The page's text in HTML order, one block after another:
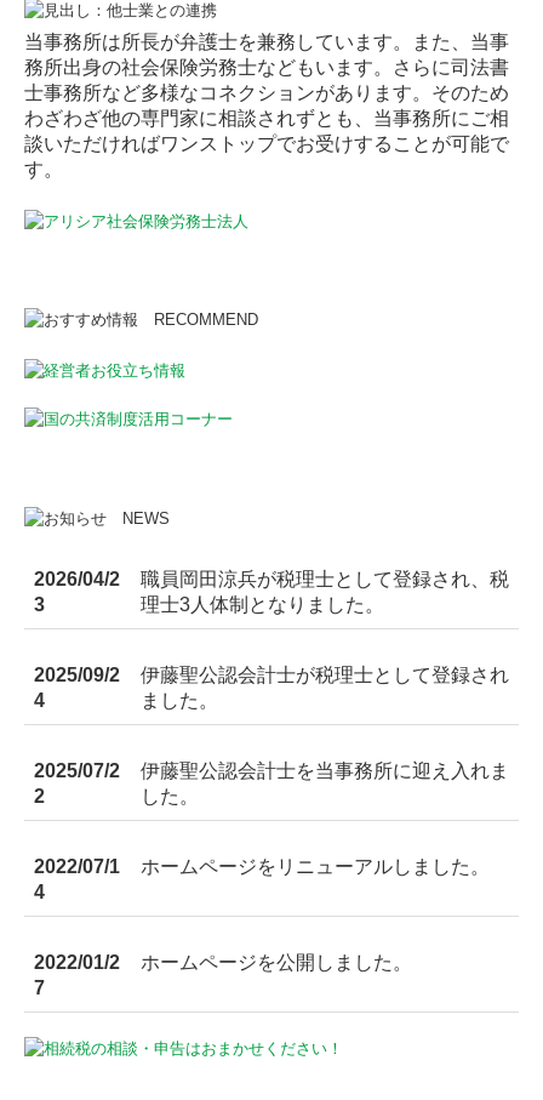
当事務所は所長が弁護士を兼務しています。また、当事
務所出身の社会保険労務士などもいます。さらに司法書
士事務所など多様なコネクションがあります。そのため
わざわざ他の専門家に相談されずとも、当事務所にご相
談いただければワンストップでお受けすることが可能で
す。
2026/04/2
3
職員岡田涼兵が税理士として登録され、税
理士3人体制となりました。
2025/09/2
4
伊藤聖公認会計士が税理士として登録され
ました。
2025/07/2
2
伊藤聖公認会計士を当事務所に迎え入れま
した。
2022/07/1
4
ホームページをリニューアルしました。
2022/01/2
7
ホームページを公開しました。